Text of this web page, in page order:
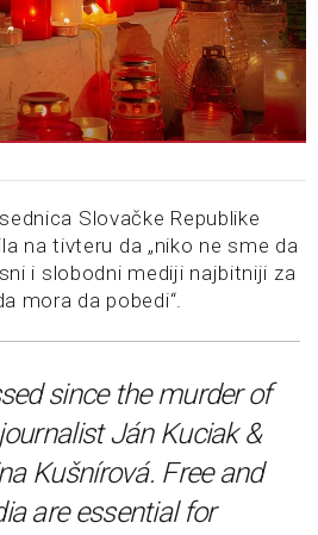
Slovačke Republike
na tivteru da „niko ne sme da
i slobodni mediji najbitniji za
mora da pobedi“.
since the murder of
Ján Kuciak &
Kušnírová. Free and
are essential for